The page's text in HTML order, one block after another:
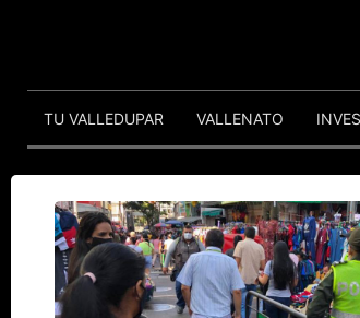
TU VALLEDUPAR VALLENATO